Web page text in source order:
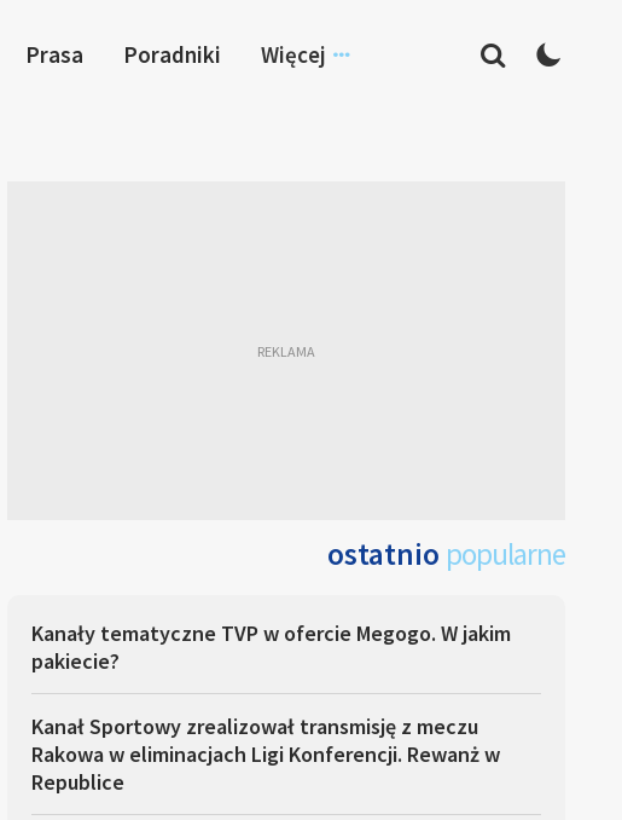
Prasa Poradniki Więcej
ostatnio popularne
Kanały tematyczne TVP w ofercie Megogo. W jakim
pakiecie?
Kanał Sportowy zrealizował transmisję z meczu
Rakowa w eliminacjach Ligi Konferencji. Rewanż w
Republice